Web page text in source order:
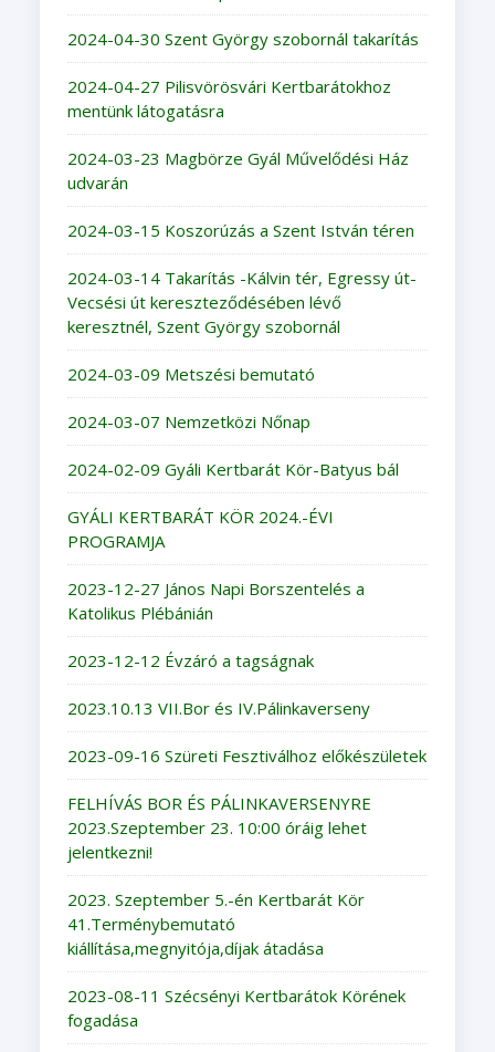
2024-04-30 Szent György szobornál takarítás
2024-04-27 Pilisvörösvári Kertbarátokhoz
mentünk látogatásra
2024-03-23 Magbörze Gyál Művelődési Ház
udvarán
2024-03-15 Koszorúzás a Szent István téren
2024-03-14 Takarítás -Kálvin tér, Egressy út-
Vecsési út kereszteződésében lévő
keresztnél, Szent György szobornál
2024-03-09 Metszési bemutató
2024-03-07 Nemzetközi Nőnap
2024-02-09 Gyáli Kertbarát Kör-Batyus bál
GYÁLI KERTBARÁT KÖR 2024.-ÉVI
PROGRAMJA
2023-12-27 János Napi Borszentelés a
Katolikus Plébánián
2023-12-12 Évzáró a tagságnak
2023.10.13 VII.Bor és IV.Pálinkaverseny
2023-09-16 Szüreti Fesztiválhoz előkészületek
FELHÍVÁS BOR ÉS PÁLINKAVERSENYRE
2023.Szeptember 23. 10:00 óráig lehet
jelentkezni!
2023. Szeptember 5.-én Kertbarát Kör
41.Terménybemutató
kiállítása,megnyitója,díjak átadása
2023-08-11 Szécsényi Kertbarátok Körének
fogadása